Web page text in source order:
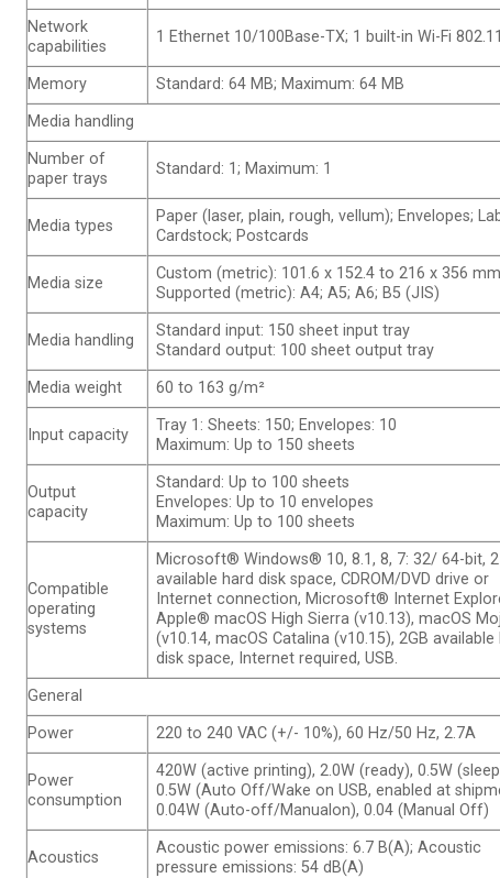
Network
capabilities
1 Ethernet 10/100Base-TX; 1 built-in Wi-Fi
Memory
Standard: 64 MB; Maximum: 64 MB
Media handling
Number of
paper trays
Standard: 1; Maximum: 1
Media types
Paper (laser, plain, rough, vellum); Envelopes;
Cardstock; Postcards
Media size
Custom (metric): 101.6 x 152.4 to 216 x 356
Supported (metric): A4; A5; A6; B5 (JIS)
Media handling
Standard input: 150 sheet input tray
Standard output: 100 sheet output tray
Media weight
60 to 163 g/m²
Input capacity
Tray 1: Sheets: 150; Envelopes: 10
Maximum: Up to 150 sheets
Output
capacity
Standard: Up to 100 sheets
Envelopes: Up to 10 envelopes
Maximum: Up to 100 sheets
Compatible
operating
systems
Microsoft® Windows® 10, 8.1, 8, 7: 32/ 64-bit, 2
available hard disk space, CDROM/DVD drive or
Internet connection, Microsoft® Internet
Apple® macOS High Sierra (v10.13), macOS
(v10.14, macOS Catalina (v10.15), 2GB available
disk space, Internet required, USB.
General
Power
220 to 240 VAC (+/- 10%), 60 Hz/50 Hz, 2.7A
Power
consumption
420W (active printing), 2.0W (ready), 0.5W
0.5W (Auto Off/Wake on USB, enabled at
0.04W (Auto-off/Manualon), 0.04 (Manual Off)
Acoustics
Acoustic power emissions: 6.7 B(A); Acoustic
pressure emissions: 54 dB(A)